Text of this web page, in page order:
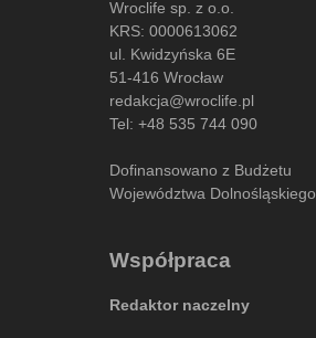
Wroclife sp. z o.o.
KRS: 0000613062
ul. Kwidzyńska 6E
51-416 Wrocław
redakcja@wroclife.pl
Tel: +48 535 744 090
Dofinansowano z Budżetu
Województwa Dolnośląskiego
Współpraca
Redaktor naczelny